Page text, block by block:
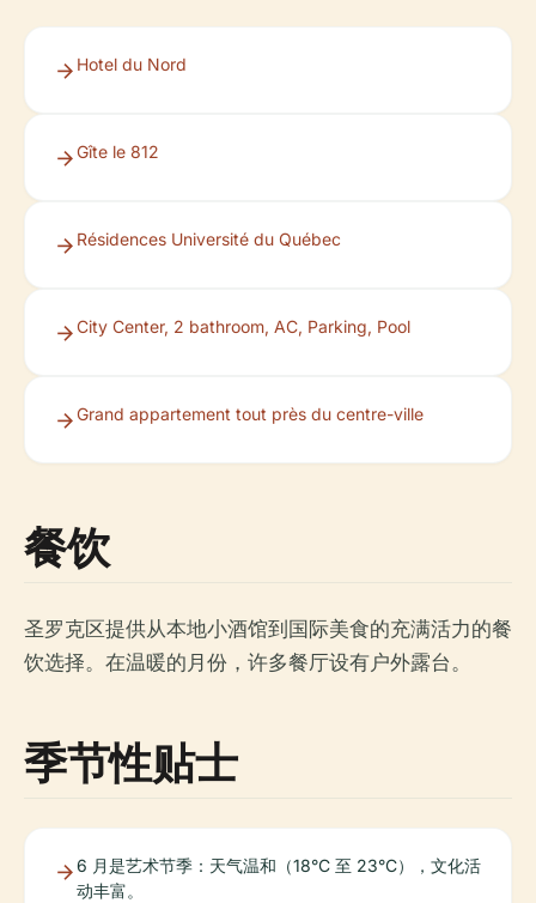
Hotel du Nord
Gîte le 812
Résidences Université du Québec
City Center, 2 bathroom, AC, Parking, Pool
Grand appartement tout près du centre-ville
餐饮
圣罗克区提供从本地小酒馆到国际美食的充满活力的餐
饮选择。在温暖的月份，许多餐厅设有户外露台。
季节性贴士
6 月是艺术节季：天气温和（18°C 至 23°C），文化活
动丰富。